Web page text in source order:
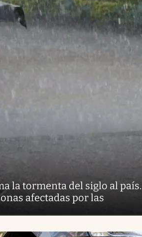
la tormenta del siglo al país.
afectadas por las